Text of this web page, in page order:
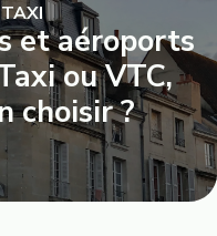
et aéroports
ou VTC,
choisir ?